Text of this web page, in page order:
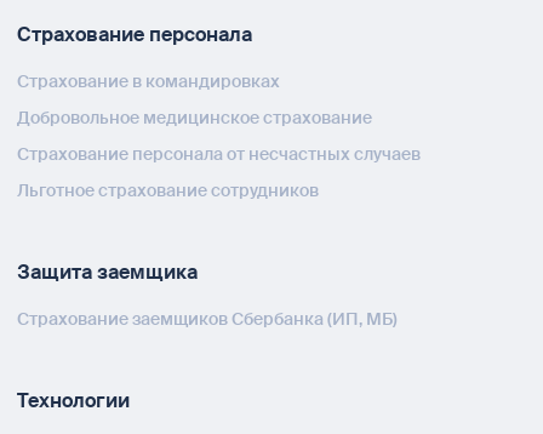
Страхование персонала
Страхование в командировках
Добровольное медицинское страхование
Страхование персонала от несчастных случаев
Льготное страхование сотрудников
Защита заемщика
Страхование заемщиков Сбербанка (ИП, МБ)
Технологии